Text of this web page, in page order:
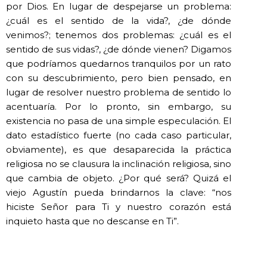
por Dios. En lugar de despejarse un problema:
¿cuál es el sentido de la vida?, ¿de dónde
venimos?; tenemos dos problemas: ¿cuál es el
sentido de sus vidas?, ¿de dónde vienen? Digamos
que podríamos quedarnos tranquilos por un rato
con su descubrimiento, pero bien pensado, en
lugar de resolver nuestro problema de sentido lo
acentuaría. Por lo pronto, sin embargo, su
existencia no pasa de una simple especulación. El
dato estadístico fuerte (no cada caso particular,
obviamente), es que desaparecida la práctica
religiosa no se clausura la inclinación religiosa, sino
que cambia de objeto. ¿Por qué será? Quizá el
viejo Agustín pueda brindarnos la clave: “nos
hiciste Señor para Ti y nuestro corazón está
inquieto hasta que no descanse en Ti”.